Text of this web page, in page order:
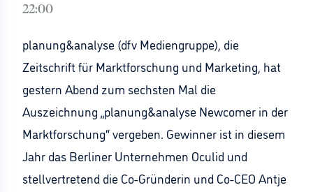
22:00
planung&analyse (dfv Mediengruppe), die
Zeitschrift für Marktforschung und Marketing, hat
gestern Abend zum sechsten Mal die
Auszeichnung „planung&analyse Newcomer in der
Marktforschung“ vergeben. Gewinner ist in diesem
Jahr das Berliner Unternehmen Oculid und
stellvertretend die Co-Gründerin und Co-CEO Antje